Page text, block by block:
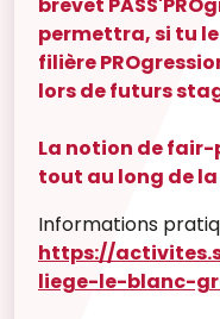
permettra, si tu
filière
lors de futurs
La notion de fair-
tout au long de
Informations
https://
liege-le-blanc-